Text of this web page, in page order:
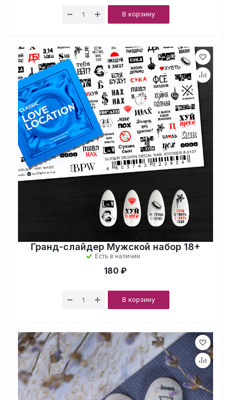
В корзину
Гранд-слайдер Мужской набор 18+
Есть в наличии
180 ₽
В корзину